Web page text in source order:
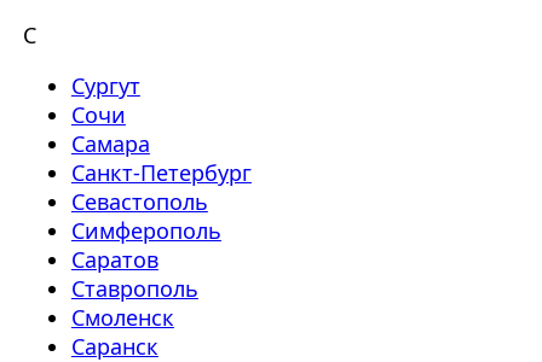
С
Сургут
Сочи
Самара
Санкт-Петербург
Севастополь
Симферополь
Саратов
Ставрополь
Смоленск
Саранск